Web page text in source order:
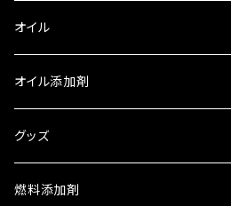
オイル
ロイヤルパープル
HPS スタンダードオイル
XPR レーシングオイル
トライボダイン
中国興業
オイル添加剤
SOD-1
WAGNER
グッズ
車検証入れ
燃料添加剤